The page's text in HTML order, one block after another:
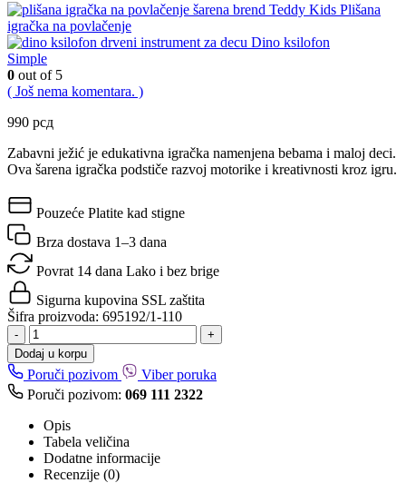
Plišana
igračka na povlačenje
Dino ksilofon
Simple
0 out of 5
( Još nema komentara. )
990 рсд
Zabavni ježić je edukativna igračka namenjena bebama i maloj deci.
Ova šarena igračka podstiče razvoj motorike i kreativnosti kroz igru.
Pouzeće Platite kad stigne
Brza dostava 1–3 dana
Povrat 14 dana Lako i bez brige
Sigurna kupovina SSL zaštita
Šifra proizvoda: 695192/1-110
-
+
Dodaj u korpu
Poruči pozivom
Viber poruka
Poruči pozivom: 069 111 2322
Opis
Tabela veličina
Dodatne informacije
Recenzije (0)